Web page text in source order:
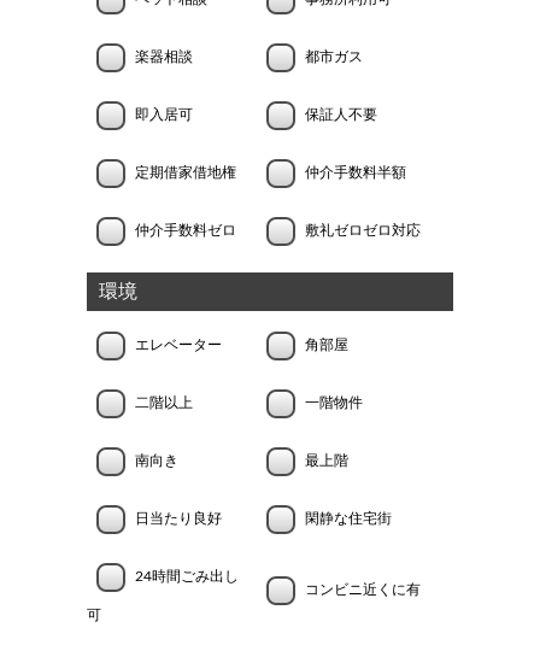
楽器相談 都市ガス
即入居可 保証人不要
定期借家借地権 仲介手数料半額
仲介手数料ゼロ 敷礼ゼロゼロ対応
環境
エレベーター 角部屋
二階以上 一階物件
南向き 最上階
日当たり良好 閑静な住宅街
24時間ごみ出し
可
コンビニ近くに有